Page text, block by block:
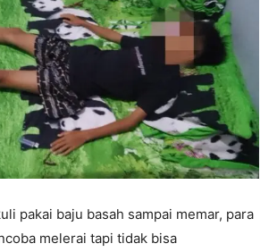
pakai baju basah sampai memar, para
melerai tapi tidak bisa